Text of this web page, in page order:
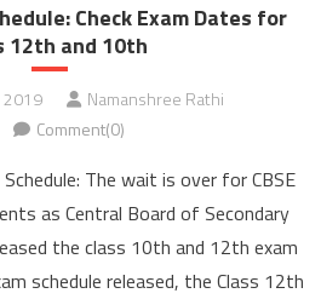
Check Exam Dates for
12th and 10th
2019
Namanshree Rathi
Comment(0)
The wait is over for CBSE
as Central Board of Secondary
the class 10th and 12th exam
schedule released, the Class 12th